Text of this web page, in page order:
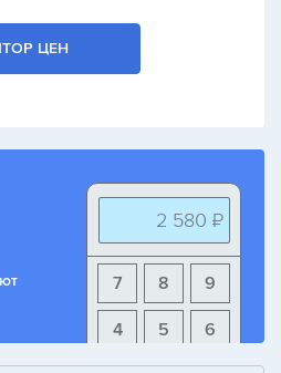
ЦЕН
2 580 ₽
9
8
7
6
5
4